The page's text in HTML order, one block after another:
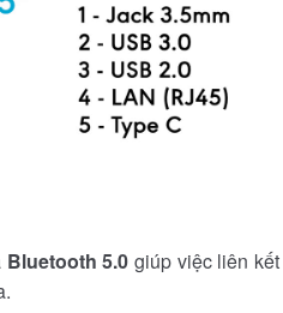
Bluetooth 5.0 giúp việc liên